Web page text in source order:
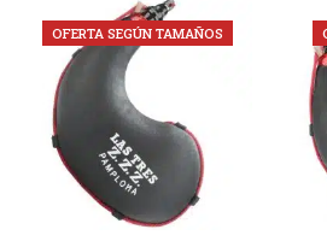
OFERTA SEGÚN TAMAÑOS